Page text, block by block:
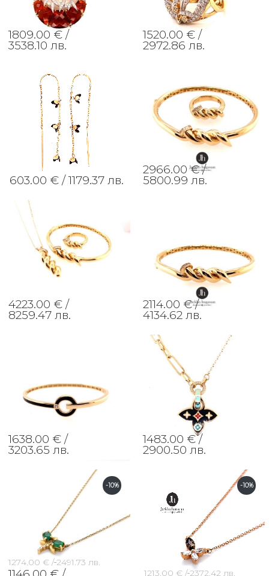
1809.00 € /
3538.10 лв.
1520.00 € /
2972.86 лв.
603.00 € / 1179.37 лв.
2966.00 € /
5800.99 лв.
4223.00 € /
8259.47 лв.
2114.00 € /
4134.62 лв.
1638.00 € /
3203.65 лв.
1483.00 € /
2900.50 лв.
-10%
1274.00 € / 2491.73 лв.
-10%
1213.00 € / 2372.42 лв.